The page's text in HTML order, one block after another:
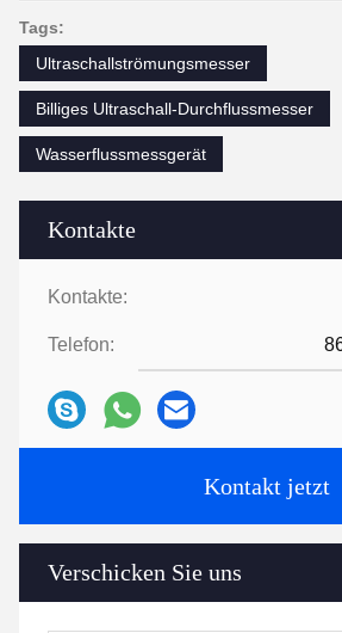
Kontakte
Kontakte:
Telefon:
Kontakt jetzt
Verschicken Sie uns
Tags:
Ultraschallströmungsmesser
Billiges Ultraschall-Durchflussmesser
Wasserflussmessgerät